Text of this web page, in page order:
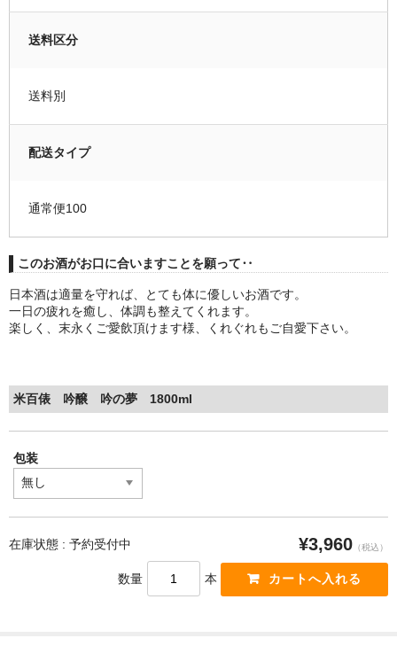
送料区分
送料別
配送タイプ
通常便100
このお酒がお口に合いますことを願って‥
日本酒は適量を守れば、とても体に優しいお酒です。
一日の疲れを癒し、体調も整えてくれます。
楽しく、末永くご愛飲頂けます様、くれぐれもご自愛下さい。
米百俵 吟醸 吟の夢 1800ml
包装
在庫状態 : 予約受付中 ¥3,960 （税込）
数量 本